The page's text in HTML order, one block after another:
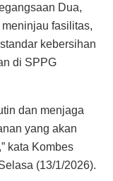
Dua,
fasilitas,
kebersihan
di SPPG
dan menjaga
yang akan
kata Kombes
(13/1/2026).